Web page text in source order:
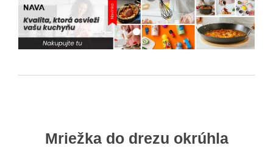
Mriežka do drezu okrúhla